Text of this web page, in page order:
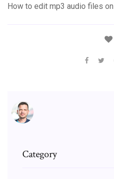
How to edit mp3 audio files
Category